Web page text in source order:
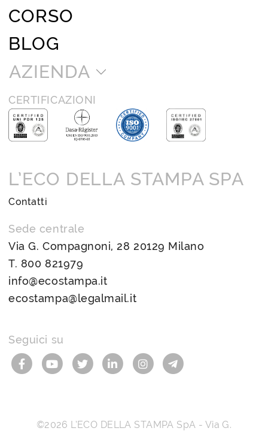
CORSO
BLOG
AZIENDA
CERTIFICAZIONI
L’ECO DELLA STAMPA SPA
Contatti
Sede centrale
Via G. Compagnoni, 28 20129 Milano
T. 800 821979
info@ecostampa.it
ecostampa@legalmail.it
Seguici su
©2026 L’ECO DELLA STAMPA SpA - Via G.